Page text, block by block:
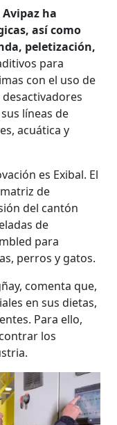
Avipaz ha
así como
peletización,
para
con el uso de
líneas de
acuática y
es Exibal. El
de
del cantón
de
para
perros y gatos.
comenta que,
en sus dietas,
Para ello,
los